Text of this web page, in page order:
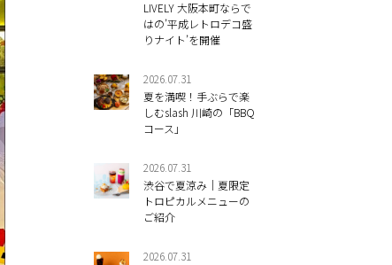
LIVELY 大阪本町ならで
はの’平成レトロデコ盛
りナイト’を開催
2026.07.31
夏を満喫！手ぶらで楽
しむslash 川崎の「BBQ
コース」
2026.07.31
渋谷で夏涼み｜夏限定
トロピカルメニューの
ご紹介
2026.07.31